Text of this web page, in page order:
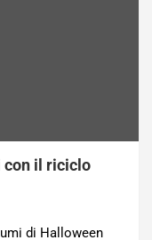
con il riciclo
di Halloween